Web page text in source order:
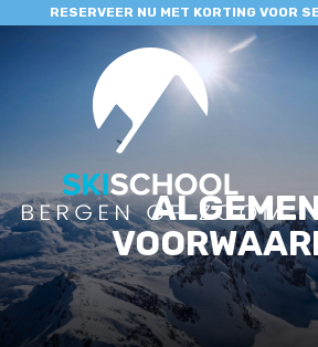
RESERVEER NU MET KORTING VOOR